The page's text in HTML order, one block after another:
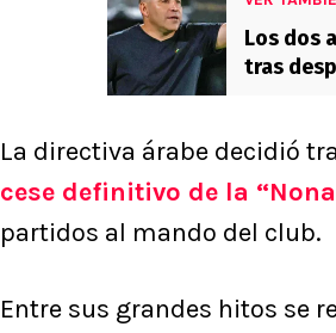
Los dos
tras
La directiva árabe decidió
cese definitivo de la
partidos al mando del club.
Entre sus grandes hitos se